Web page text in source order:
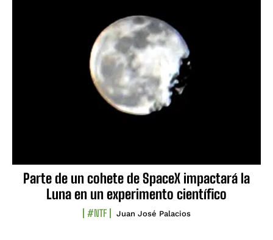
Parte de un cohete de SpaceX impactará la
Luna en un experimento científico
#NTF Juan José Palacios